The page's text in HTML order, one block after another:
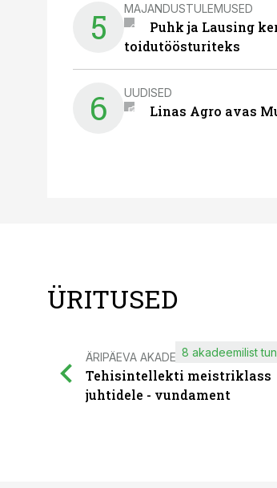
5 MAJANDUSTULEMUSED
Puhk ja Lausing
toidutöösturiteks
6 UUDISED
Linas Agro avas
ÜRITUSED
ÄRIPÄEVA AKADEEMIA
Tehisintellekti meistriklass
juhtidele - vundament
8 akadeemilist